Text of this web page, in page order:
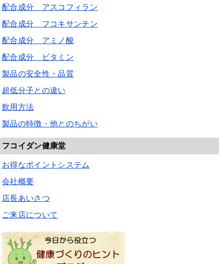
配合成分 アスコフィラン
配合成分 フコキサンチン
配合成分 アミノ酸
配合成分 ビタミン
製品の安全性・品質
超低分子との違い
飲用方法
製品の特徴・他とのちがい
フコイダン健康堂
お得なポイントシステム
会社概要
店長あいさつ
ご来店について